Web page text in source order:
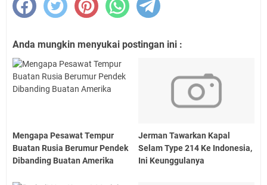
Anda mungkin menyukai postingan ini :
Mengapa Pesawat Tempur
Buatan Rusia Berumur Pendek
Dibanding Buatan Amerika
Jerman Tawarkan Kapal
Selam Type 214 Ke Indonesia,
Ini Keunggulanya